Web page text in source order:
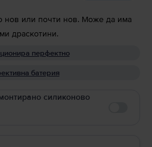
нов или почти нов. Може да има
драскотини.
перфектно
батерия
силиконово